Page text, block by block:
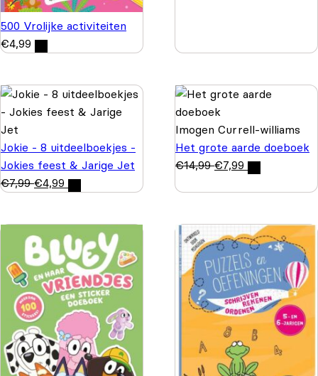
500 Vrolijke activiteiten
€4,99
Jokie - 8 uitdeelboekjes -
Jokies feest & Jarige Jet
€7,99 €4,99
Imogen Currell-williams
Het grote aarde doeboek
€14,99 €7,99